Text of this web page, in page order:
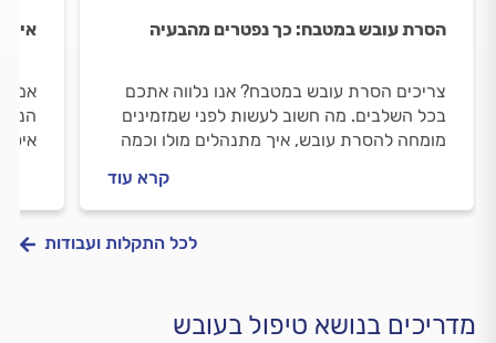
הסרת עובש במטבח: כך נפטרים מהבעיה
צריכים הסרת עובש במטבח? אנו נלווה אתכם
בכל השלבים. מה חשוב לעשות לפני שמזמינים
מומחה להסרת עובש, איך מתנהלים מולו וכמה
קרא עוד
אם
לכל התקלות ועבודות
מדריכים בנושא טיפול בעובש